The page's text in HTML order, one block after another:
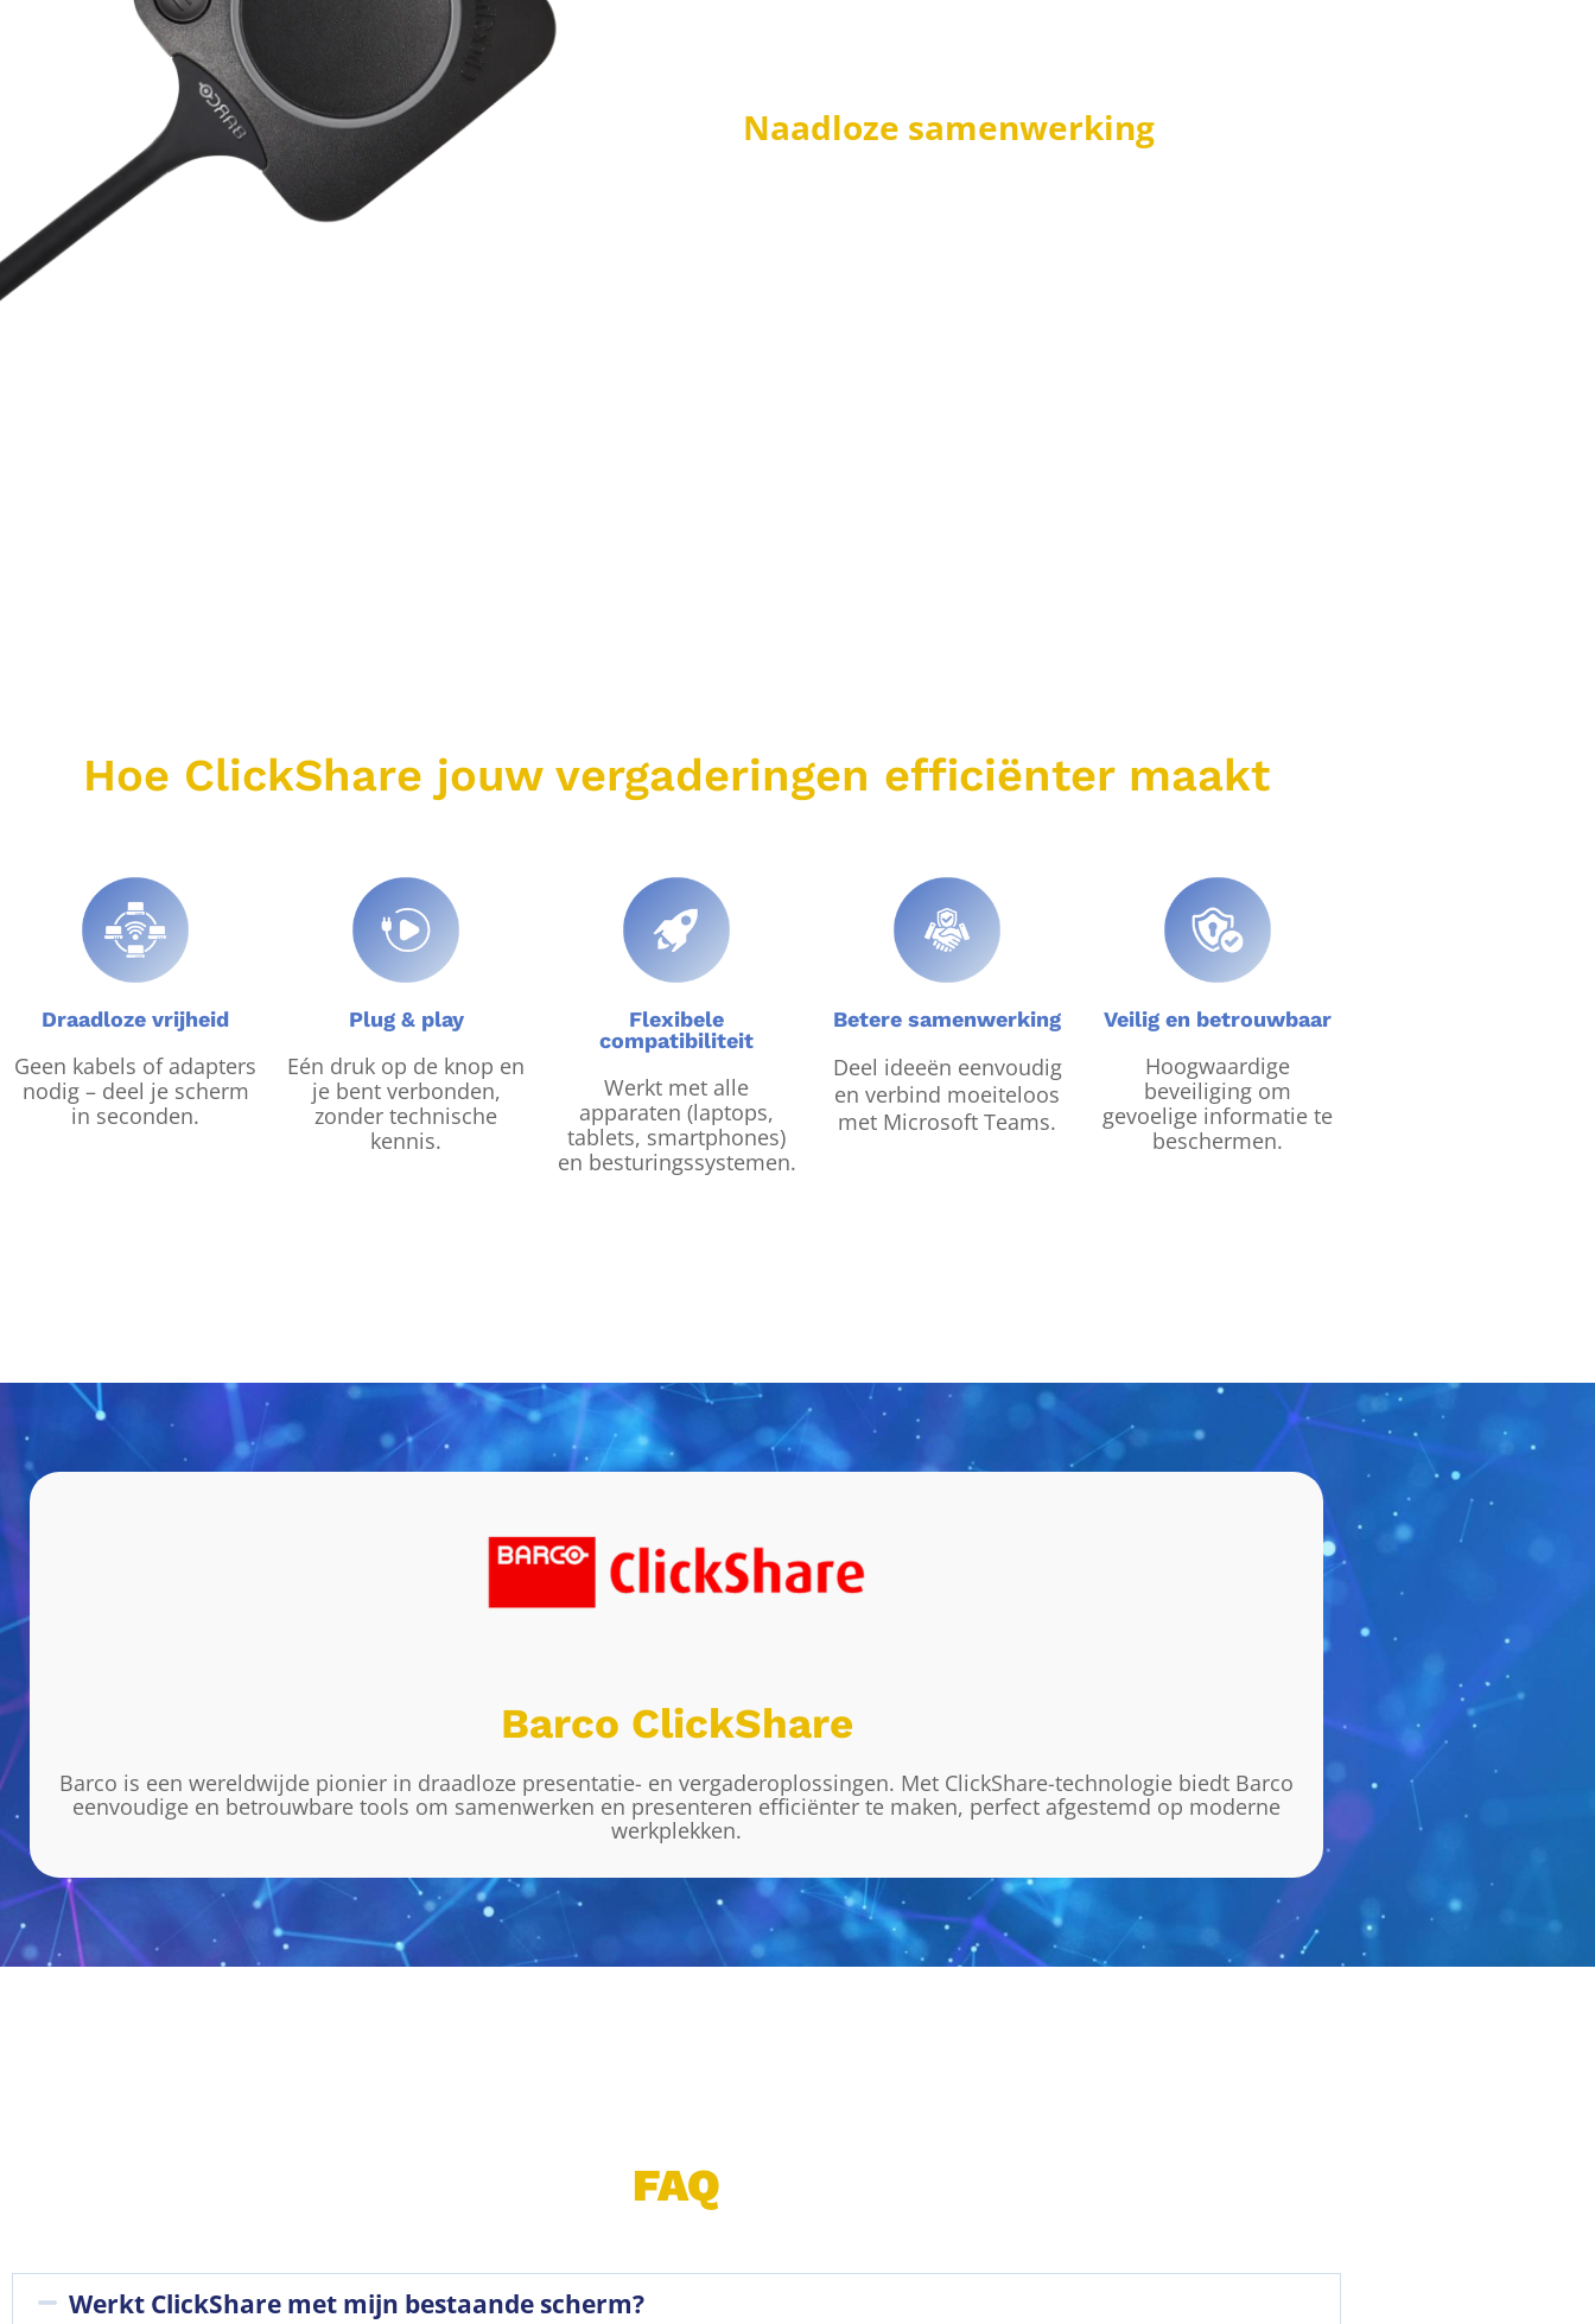
Naadloze samenwerking
Hoe ClickShare jouw vergaderingen efficiënter maakt
Draadloze vrijheid
Geen kabels of adapters
nodig – deel je scherm
in seconden.
Plug & play
Eén druk op de knop en
je bent verbonden,
zonder technische
kennis.
Flexibele
compatibiliteit
Werkt met alle
apparaten (laptops,
tablets, smartphones)
en besturingssystemen.
Betere samenwerking
Deel ideeën eenvoudig
en verbind moeiteloos
met Microsoft Teams.
Veilig en betrouwbaar
Hoogwaardige
beveiliging om
gevoelige informatie te
beschermen.
Barco ClickShare
Barco is een wereldwijde pionier in draadloze presentatie- en vergaderoplossingen. Met ClickShare-technologie biedt Barco
eenvoudige en betrouwbare tools om samenwerken en presenteren efficiënter te maken, perfect afgestemd op moderne
werkplekken.
FAQ
Werkt ClickShare met mijn bestaande scherm?